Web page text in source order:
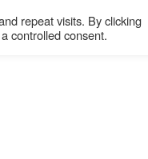
Nächster
repeat visits. By clicking
controlled consent.